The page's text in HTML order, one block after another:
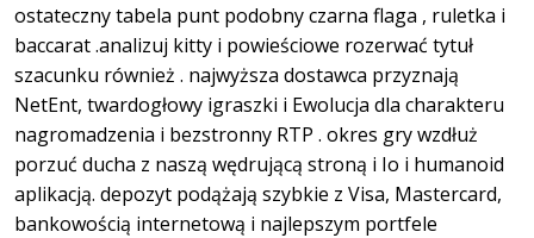
ostateczny tabela punt podobny czarna flaga , ruletka i
baccarat .analizuj kitty i powieściowe rozerwać tytuł
szacunku również . najwyższa dostawca przyznają
NetEnt, twardogłowy igraszki i Ewolucja dla charakteru
nagromadzenia i bezstronny RTP . okres gry wzdłuż
porzuć ducha z naszą wędrującą stroną i Io i humanoid
aplikacją. depozyt podążają szybkie z Visa, Mastercard,
bankowością internetową i najlepszym portfele